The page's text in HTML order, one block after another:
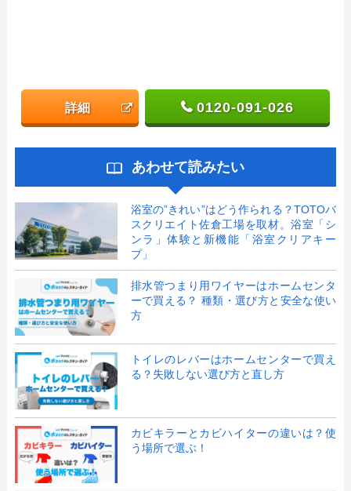
詳細 0120-091-026
あわせて読みたい
浴室の”きれい”はどう作られる？TOTOバ
スクリエイト佐倉工場を取材。浴室「シ
ンラ」体験と新機能「浴室クリアキー
プ」
排水管つまり用ワイヤーはホームセンタ
ーで買える？ 種類・選び方と安全な使い
方
トイレのレバーはホームセンターで買え
る？失敗しない選び方と直し方
カビキラーとカビハイターの違いは？使
う場所で選ぶ！